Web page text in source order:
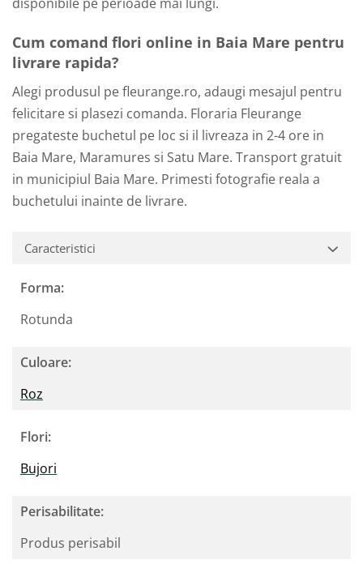
Cum comand flori online in Baia Mare pentru
livrare rapida?
Alegi produsul pe fleurange.ro, adaugi mesajul pentru
felicitare si plasezi comanda. Floraria Fleurange
pregateste buchetul pe loc si il livreaza in 2-4 ore in
Baia Mare, Maramures si Satu Mare. Transport gratuit
in municipiul Baia Mare. Primesti fotografie reala a
buchetului inainte de livrare.
Caracteristici
Forma:
Rotunda
Culoare:
Roz
Flori:
Bujori
Perisabilitate:
Produs perisabil